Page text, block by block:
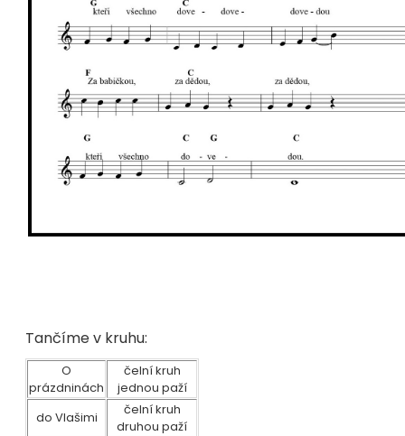
Tančíme v kruhu:
O
prázdninách
čelní kruh
jednou paží
do Vlašimi
čelní kruh
druhou paží